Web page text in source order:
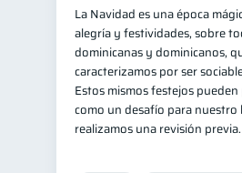
La Navidad es una época
alegría y festividades, sobre
dominicanas y dominicanos,
caracterizamos por ser
Estos mismos festejos
como un desafío para nuestro
realizamos una revisión previa.